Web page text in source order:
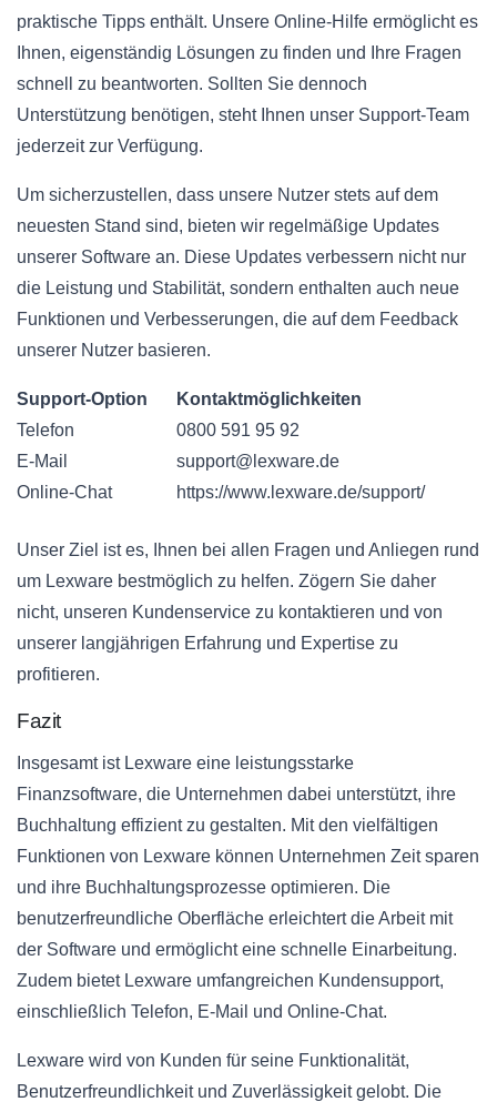
praktische Tipps enthält. Unsere Online-Hilfe ermöglicht es
Ihnen, eigenständig Lösungen zu finden und Ihre Fragen
schnell zu beantworten. Sollten Sie dennoch
Unterstützung benötigen, steht Ihnen unser Support-Team
jederzeit zur Verfügung.
Um sicherzustellen, dass unsere Nutzer stets auf dem
neuesten Stand sind, bieten wir regelmäßige Updates
unserer Software an. Diese Updates verbessern nicht nur
die Leistung und Stabilität, sondern enthalten auch neue
Funktionen und Verbesserungen, die auf dem Feedback
unserer Nutzer basieren.
Support-Option
Kontaktmöglichkeiten
Telefon
0800 591 95 92
E-Mail
support@lexware.de
Online-Chat
https://www.lexware.de/support/
Unser Ziel ist es, Ihnen bei allen Fragen und Anliegen rund
um Lexware bestmöglich zu helfen. Zögern Sie daher
nicht, unseren Kundenservice zu kontaktieren und von
unserer langjährigen Erfahrung und Expertise zu
profitieren.
Fazit
Insgesamt ist Lexware eine leistungsstarke
Finanzsoftware, die Unternehmen dabei unterstützt, ihre
Buchhaltung effizient zu gestalten. Mit den vielfältigen
Funktionen von Lexware können Unternehmen Zeit sparen
und ihre Buchhaltungsprozesse optimieren. Die
benutzerfreundliche Oberfläche erleichtert die Arbeit mit
der Software und ermöglicht eine schnelle Einarbeitung.
Zudem bietet Lexware umfangreichen Kundensupport,
einschließlich Telefon, E-Mail und Online-Chat.
Lexware wird von Kunden für seine Funktionalität,
Benutzerfreundlichkeit und Zuverlässigkeit gelobt. Die